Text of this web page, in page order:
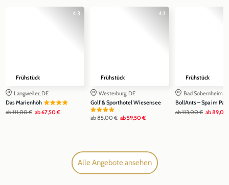
4.3
Frühstück
Langweiler, DE
Das Marienhöh
ab111,00 € ab67,50 €
4.1
Frühstück
Westerburg, DE
Golf & Sporthotel Wiesensee
ab85,00 € ab59,50 €
Frühstück
Bad Sobernheim,
BollAnts – Spa im Park
ab113,00 € ab89,00
Alle Angebote ansehen